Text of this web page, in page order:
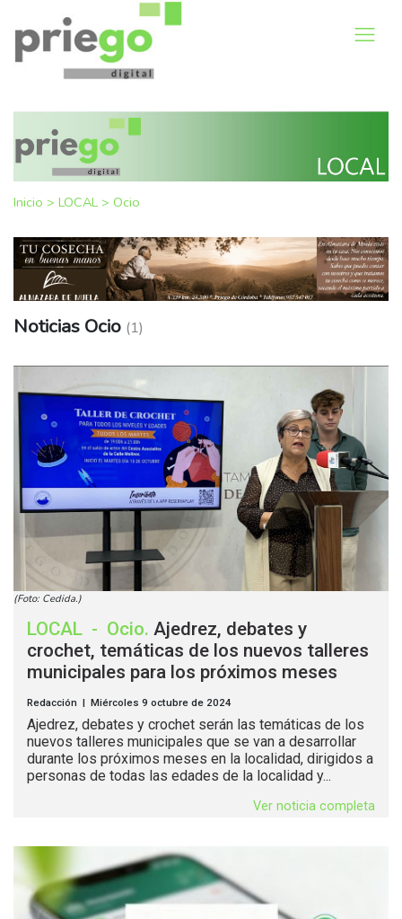
Inicio > LOCAL > Ocio
Noticias Ocio (1)
(Foto: Cedida.)
LOCAL - Ocio. Ajedrez, debates y
crochet, temáticas de los nuevos talleres
municipales para los próximos meses
Redacción | Miércoles 9 octubre de 2024
Ajedrez, debates y crochet serán las temáticas de los
nuevos talleres municipales que se van a desarrollar
durante los próximos meses en la localidad, dirigidos a
personas de todas las edades de la localidad y...
Ver noticia completa